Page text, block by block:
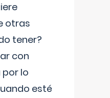
otras
tener?
con
lo
esté